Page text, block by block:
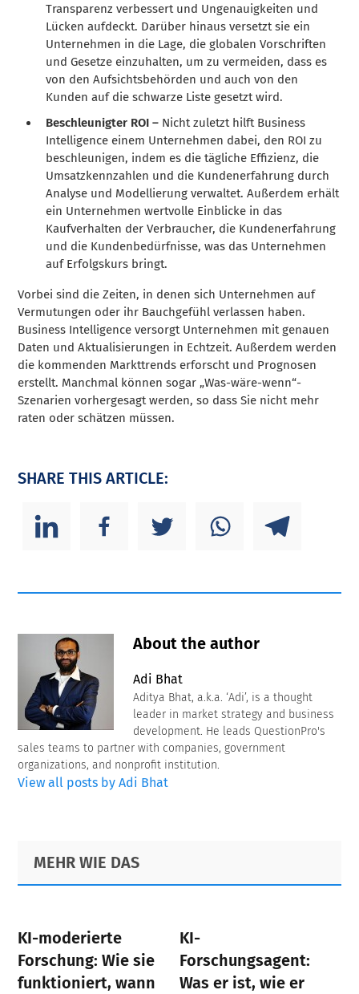
Transparenz verbessert und Ungenauigkeiten und
Lücken aufdeckt. Darüber hinaus versetzt sie ein
Unternehmen in die Lage, die globalen Vorschriften
und Gesetze einzuhalten, um zu vermeiden, dass es
von den Aufsichtsbehörden und auch von den
Kunden auf die schwarze Liste gesetzt wird.
Beschleunigter ROI – Nicht zuletzt hilft Business
Intelligence einem Unternehmen dabei, den ROI zu
beschleunigen, indem es die tägliche Effizienz, die
Umsatzkennzahlen und die Kundenerfahrung durch
Analyse und Modellierung verwaltet. Außerdem erhält
ein Unternehmen wertvolle Einblicke in das
Kaufverhalten der Verbraucher, die Kundenerfahrung
und die Kundenbedürfnisse, was das Unternehmen
auf Erfolgskurs bringt.
Vorbei sind die Zeiten, in denen sich Unternehmen auf
Vermutungen oder ihr Bauchgefühl verlassen haben.
Business Intelligence versorgt Unternehmen mit genauen
Daten und Aktualisierungen in Echtzeit. Außerdem werden
die kommenden Markttrends erforscht und Prognosen
erstellt. Manchmal können sogar „Was-wäre-wenn“-
Szenarien vorhergesagt werden, so dass Sie nicht mehr
raten oder schätzen müssen.
SHARE THIS ARTICLE:
About the author
Adi Bhat
Aditya Bhat, a.k.a. ‘Adi’, is a thought
leader in market strategy and business
development. He leads QuestionPro's
sales teams to partner with companies, government
organizations, and nonprofit institution.
View all posts by Adi Bhat
Primary
Sidebar
Footer
MEHR WIE DAS
KI-moderierte
Forschung: Wie sie
funktioniert, wann
KI-
Forschungsagent:
Was er ist, wie er